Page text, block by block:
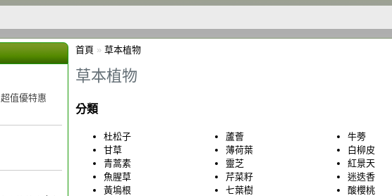
超值優特惠
首頁 » 草本植物
草本植物
分類
杜松子
甘草
青蒿素
魚腥草
黃塢根
蘆薈
薄荷葉
靈芝
芹菜籽
七葉樹
牛蒡
白柳皮
紅景天
迷迭香
酸櫻桃